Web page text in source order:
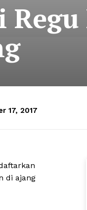
17, 2017
di ajang